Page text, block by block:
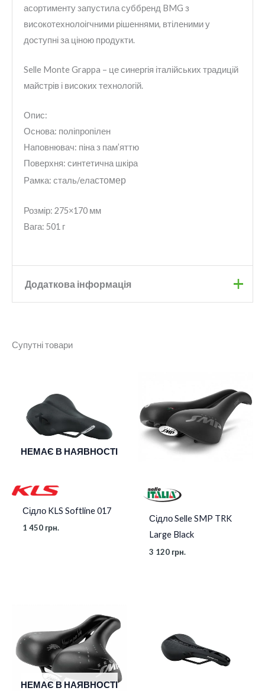
асортименту запустила суббренд BMG з
високотехнолоігчними рішеннями, втіленими у
доступні за ціною продукти.
Selle Monte Grappa – це синергія італійських традицій
майстрів і високих технологій.
Опис:
Основа: поліпропілен
Наповнювач: піна з пам’яттю
Поверхня: синтетична шкіра
Рамка: сталь/еластомер
Розмір: 275×170 мм
Вага: 501 г
Додаткова інформація
Колір
Супутні товари
НЕМАЄ В НАЯВНОСТІ
Сідло KLS Softline 017
1 450 грн.
Сідло Selle SMP TRK
Large Black
3 120 грн.
НЕМАЄ В НАЯВНОСТІ